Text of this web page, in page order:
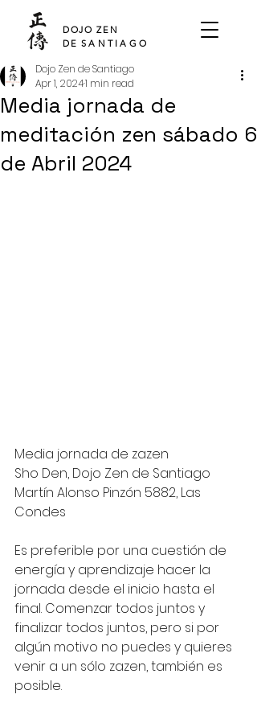
DOJO ZEN
DE SANTIAGO
Media jornada de
meditación zen sábado 6
de Abril 2024
Dojo Zen de Santiago
Apr 1, 20241 min read
Media jornada de zazen
Sho Den, Dojo Zen de Santiago
Martín Alonso Pinzón 5882, Las
Condes
Es preferible por una cuestión de
energía y aprendizaje hacer la
jornada desde el inicio hasta el
final. Comenzar todos juntos y
finalizar todos juntos, pero si por
algún motivo no puedes y quieres
venir a un sólo zazen, también es
posible.